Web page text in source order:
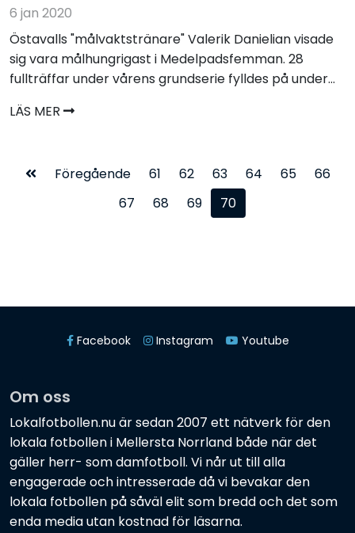
6 jan 2020
Östavalls "målvaktstränare" Valerik Danielian visade
sig vara målhungrigast i Medelpadsfemman. 28
fullträffar under vårens grundserie fylldes på under...
LÄS MER
Föregående 61 62 63 64 65
66
67
68 69 70
Facebook Instagram Youtube
Om oss
Lokalfotbollen.nu är sedan 2007 ett nätverk för den
lokala fotbollen i Mellersta Norrland både när det
gäller herr- som damfotboll. Vi når ut till alla
engagerade och intresserade då vi bevakar den
lokala fotbollen på såväl elit som bredd och det som
enda media utan kostnad för läsarna.